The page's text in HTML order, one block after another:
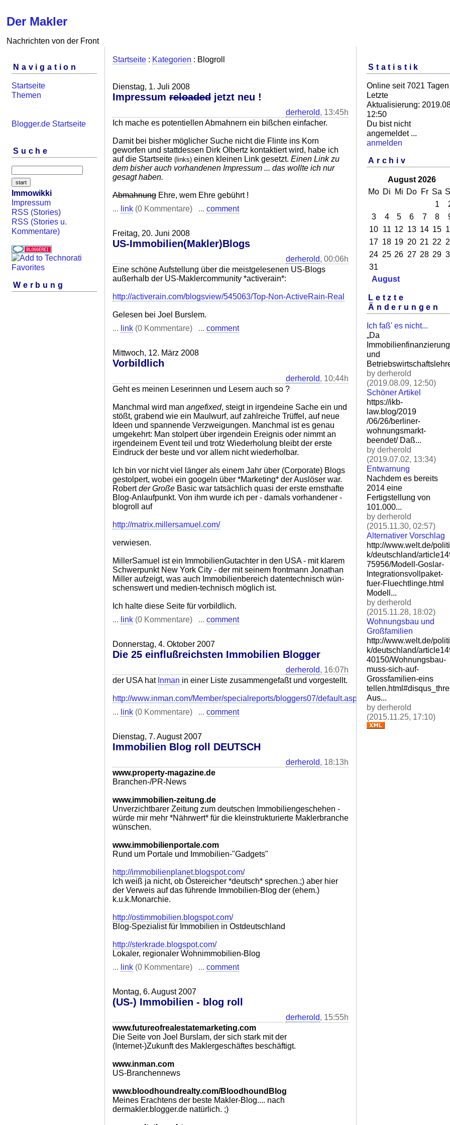
Der Makler
Nachrichten von der Front
Navigation
Startseite
Themen
Blogger.de Startseite
Suche
Immowikki
Impressum
RSS (Stories)
RSS (Stories u.
Kommentare)
Werbung
Startseite : Kategorien : Blogroll
Dienstag, 1. Juli 2008
Impressum reloaded jetzt neu !
derherold, 13:45h
Ich mache es potentiellen Abmahnern ein bißchen einfacher.
Damit bei bisher möglicher Suche nicht die Flinte ins Korn
geworfen und stattdessen Dirk Olbertz kontaktiert wird, habe ich
auf die Startseite (links) einen kleinen Link gesetzt. Einen Link zu
dem bisher auch vorhandenen Impressum ... das wollte ich nur
gesagt haben.
Abmahnung Ehre, wem Ehre gebührt !
... link (0 Kommentare) ... comment
Freitag, 20. Juni 2008
US-Immobilien(Makler)Blogs
derherold, 00:06h
Eine schöne Aufstellung über die meistgelesenen US-Blogs
außerhalb der US-Maklercommunity *activerain*:
http://activerain.com/blogsview/545063/Top-Non-ActiveRain-Real
Gelesen bei Joel Burslem.
... link (0 Kommentare) ... comment
Mittwoch, 12. März 2008
Vorbildlich
derherold, 10:44h
Geht es meinen Leserinnen und Lesern auch so ?
Manchmal wird man angefixed, steigt in irgendeine Sache ein und
stößt, grabend wie ein Maulwurf, auf zahlreiche Trüffel, auf neue
Ideen und spannende Verzweigungen. Manchmal ist es genau
umgekehrt: Man stolpert über irgendein Ereignis oder nimmt an
irgendeinem Event teil und trotz Wiederholung bleibt der erste
Eindruck der beste und vor allem nicht wiederholbar.
Ich bin vor nicht viel länger als einem Jahr über (Corporate) Blogs
gestolpert, wobei ein googeln über *Marketing* der Auslöser war.
Robertder Große Basic war tatsächlich quasi der erste ernsthafte
Blog-Anlaufpunkt. Von ihm wurde ich per - damals vorhandener -
blogroll auf
http://matrix.millersamuel.com/
verwiesen.
MillerSamuel ist ein ImmobilienGutachter in den USA - mit klarem
Schwerpunkt New York City - der mit seinem frontmann Jonathan
Miller aufzeigt, was auch Immobilienbereich datentechnisch wün-
schenswert und medien-technisch möglich ist.
Ich halte diese Seite für vorbildlich.
... link (0 Kommentare) ... comment
Donnerstag, 4. Oktober 2007
Die 25 einflußreichsten Immobilien Blogger
derherold, 16:07h
der USA hat Inman in einer Liste zusammengefaßt und vorgestellt.
http://www.inman.com/Member/specialreports/bloggers07/default.aspx
... link (0 Kommentare) ... comment
Dienstag, 7. August 2007
Immobilien Blog roll DEUTSCH
derherold, 18:13h
www.property-magazine.de
Branchen-/PR-News
www.immobilien-zeitung.de
Unverzichtbarer Zeitung zum deutschen Immobiliengeschehen -
würde mir mehr *Nährwert* für die kleinstrukturierte Maklerbranche
wünschen.
www.immobilienportale.com
Rund um Portale und Immobilien-"Gadgets"
http://immobilienplanet.blogspot.com/
Ich weiß ja nicht, ob Östereicher *deutsch* sprechen.;) aber hier
der Verweis auf das führende Immobilien-Blog der (ehem.)
k.u.k.Monarchie.
http://ostimmobilien.blogspot.com/
Blog-Spezialist für Immobilien in Ostdeutschland
http://sterkrade.blogspot.com/
Lokaler, regionaler Wohnimmobilien-Blog
... link (0 Kommentare) ... comment
Montag, 6. August 2007
(US-) Immobilien - blog roll
derherold, 15:55h
www.futureofrealestatemarketing.com
Die Seite von Joel Burslam, der sich stark mit der
(Internet-)Zukunft des Maklergeschäftes beschäftigt.
www.inman.com
US-Branchennews
www.bloodhoundrealty.com/BloodhoundBlog
Meines Erachtens der beste Makler-Blog.... nach
dermakler.blogger.de natürlich. ;)
Statistik
Online seit 7021 Tagen
Letzte
Aktualisierung:
12:50
Du bist nicht
angemeldet ...
anmelden
Archiv
August 2026
Mo Di Mi Do Fr Sa
1
3
4 5 6 7 8
10 11 12 13 14 15
17 18 19 20 21 22
24 25 26 27 28 29
31
August
Letzte
Änderungen
Ich faß' es nicht...
„Da
Immobilienfinanzierung
und
by derherold
(2019.08.09, 12:50)
Schöner Artikel
https://ikb-
law.blog/2019
/06/26/berliner-
wohnungsmarkt-
beendet/ Daß...
by derherold
(2019.07.02, 13:34)
Entwarnung
Nachdem es bereits
2014 eine
Fertigstellung von
101.000...
by derherold
(2015.11.30, 02:57)
Alternativer Vorschlag
http://www.welt.de/politi
k/deutschland/
75956/Modell-Goslar-
Integrationsvollpaket-
fuer-Fluechtlinge.html
Modell...
by derherold
(2015.11.28, 18:02)
Wohnungsbau und
Großfamilien
http://www.welt.de/politi
k/deutschland/
40150/Wohnungsbau-
muss-sich-auf-
Grossfamilien-eins
Aus...
by derherold
(2015.11.25, 17:10)